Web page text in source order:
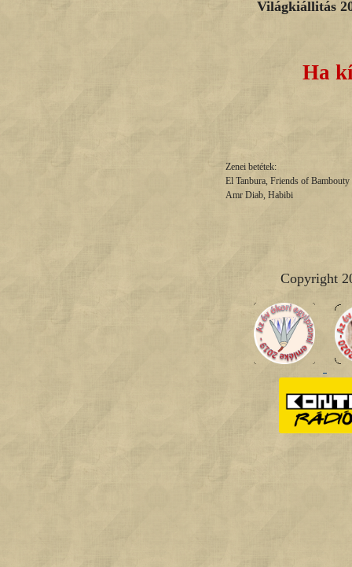
Világkiállitás
Ha
Zenei betétek:
El Tanbura, Friends of Bambouty
Amr Diab, Habibi
Copyright